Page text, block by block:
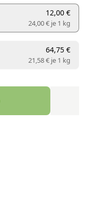
12,00 €
24,00 € je1 kg
64,75 €
21,58 € je1 kg